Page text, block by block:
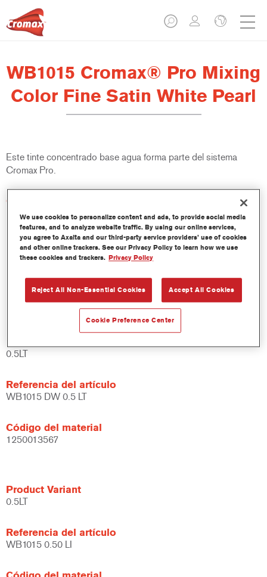
WB1015 Cromax® Pro Mixing
Color Fine Satin White Pearl
Este tinte concentrado base agua forma parte del sistema
Cromax Pro.
Características del producto
Excelente cubrición con una excepcional igualación del color.
Aplicación rápida y rentable - mayor rendimiento y
productividad.
Forma parte de un completo sistema especializado de tintes
Amplias posibilidades de aplicación.
Versátil - se puede usar en diferentes condiciones climáticas
y utilizando distintas técnicas de aplicación.
0.5LT
Referencia del artículo
WB1015 DW 0.5 LT
Código del material
1250013567
Product Variant
0.5LT
Referencia del artículo
WB1015 0.50 LI
We use cookies to personalize content and ads, to provide social media
features, and to analyze website traffic. By using our online services,
you agree to Axalta and our third-party service providers’ use of cookies
and other online trackers. See our Privacy Policy to learn how we use
these cookies and trackers. Privacy Policy
Reject All Non-Essential Cookies Accept All Cookies
Cookie Preference Center